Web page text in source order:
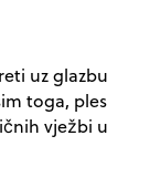
uz glazbu
toga, ples
vježbi u